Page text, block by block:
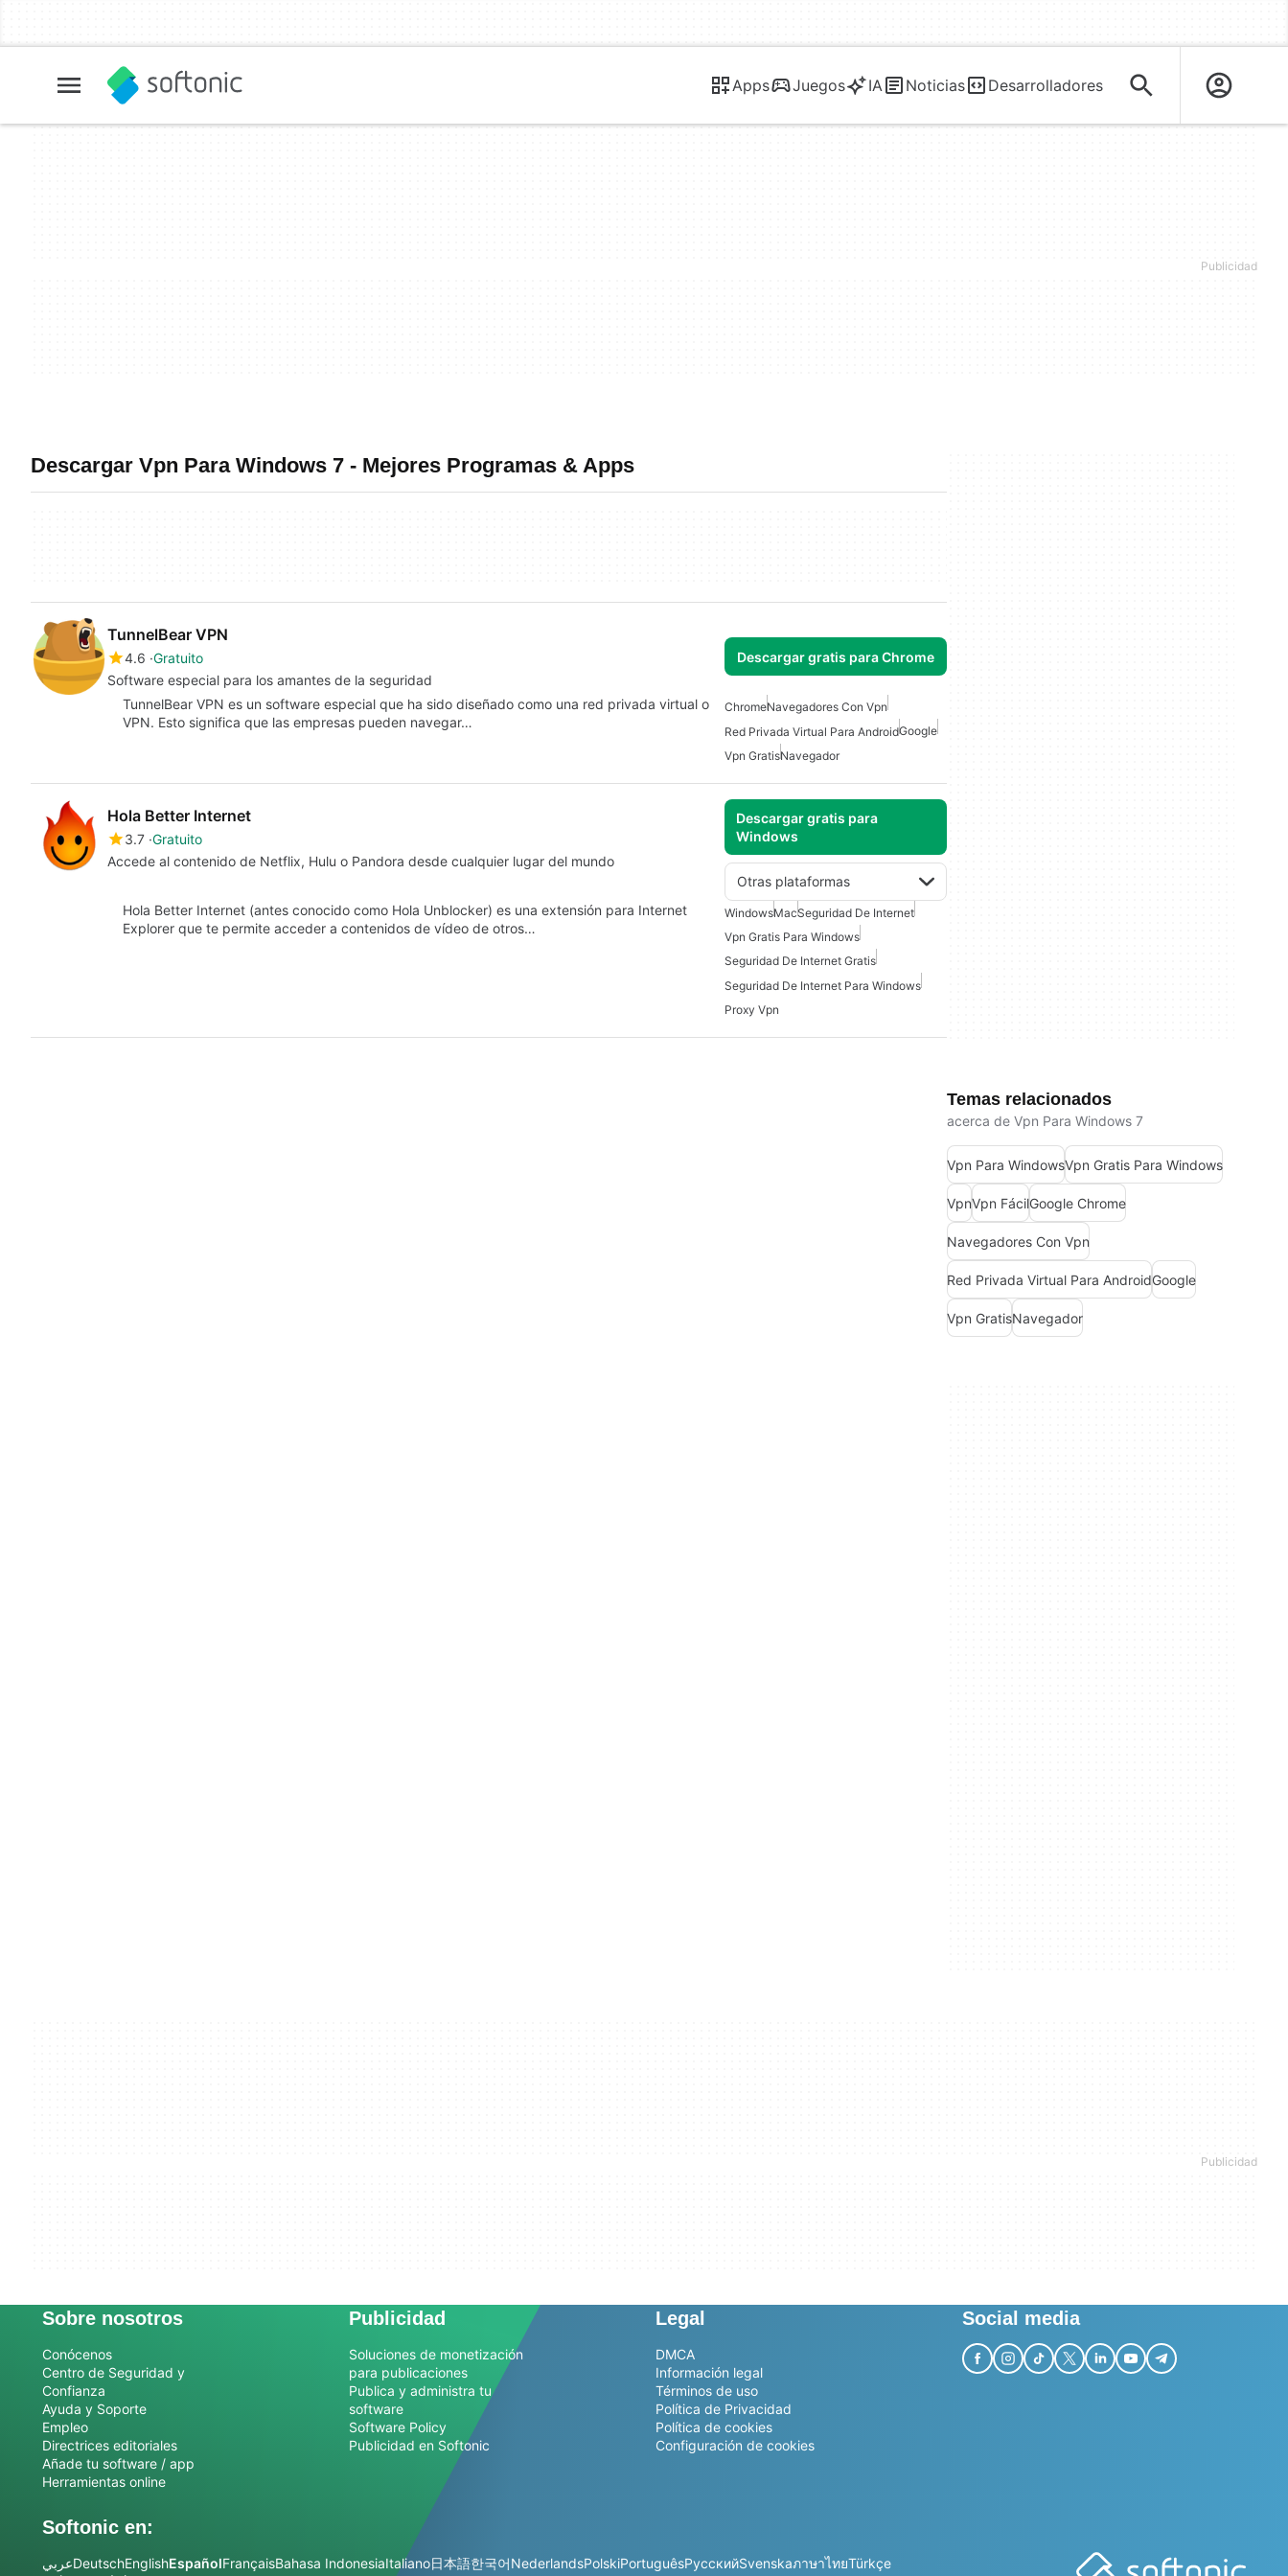
Apps Juegos IA Noticias Desarrolladores
Descargar Vpn Para Windows 7 - Mejores Programas & Apps
TunnelBear VPN
4.6 Gratuito
Software especial para los amantes de la seguridad
Descargar gratis para Chrome
TunnelBear VPN es un software especial que ha sido diseñado como una red privada virtual o
VPN. Esto significa que las empresas pueden navegar…
ChromeNavegadores Con Vpn
Red Privada Virtual Para AndroidGoogle
Vpn GratisNavegador
Hola Better Internet
3.7 Gratuito
Accede al contenido de Netflix, Hulu o Pandora desde cualquier lugar del mundo
Descargar gratis para
Windows
Otras plataformas
Hola Better Internet (antes conocido como Hola Unblocker) es una extensión para Internet
Explorer que te permite acceder a contenidos de vídeo de otros…
WindowsMacSeguridad De Internet
Vpn Gratis Para Windows
Seguridad De Internet Gratis
Seguridad De Internet Para Windows
Proxy Vpn
Temas relacionados
acerca de Vpn Para Windows 7
Vpn Para WindowsVpn Gratis Para Windows
VpnVpn FácilGoogle Chrome
Navegadores Con Vpn
Red Privada Virtual Para AndroidGoogle
Vpn GratisNavegador
Sobre nosotros
Conócenos
Centro de Seguridad y
Confianza
Ayuda y Soporte
Empleo
Directrices editoriales
Añade tu software / app
Herramientas online
Publicidad
Soluciones de monetización
para publicaciones
Publica y administra tu
software
Software Policy
Publicidad en Softonic
Legal
DMCA
Información legal
Términos de uso
Política de Privacidad
Política de cookies
Configuración de cookies
Social media
Softonic en:
عربيDeutschEnglishEspañolFrançaisBahasa IndonesiaItaliano日本語한국어NederlandsPolskiPortuguêsРусскийSvenskaภาษาไทยTürkçe